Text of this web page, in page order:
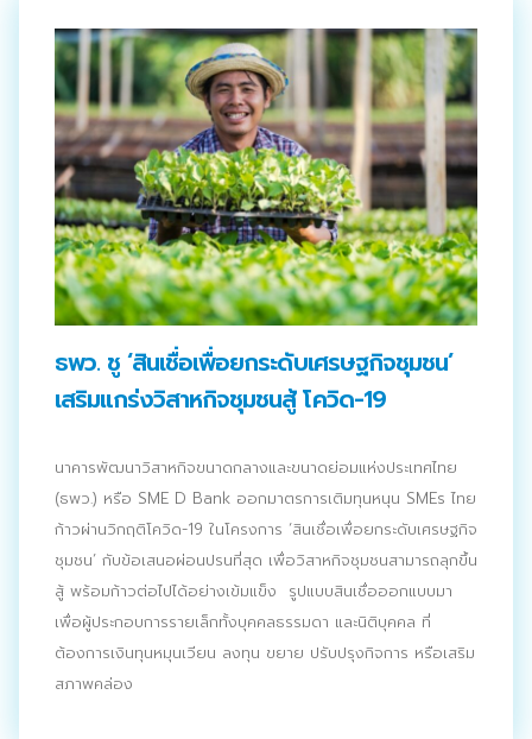
ธพว. ชู ‘สินเชื่อเพื่อยกระดับเศรษฐกิจชุมชน’
เสริมแกร่งวิสาหกิจชุมชนสู้ โควิด-19
นาคารพัฒนาวิสาหกิจขนาดกลางและขนาดย่อมแห่งประเทศไทย
(ธพว.) หรือ SME D Bank ออกมาตรการเติมทุนหนุน SMEs ไทย
ก้าวผ่านวิกฤติโควิด-19 ในโครงการ ‘สินเชื่อเพื่อยกระดับเศรษฐกิจ
ชุมชน’ กับข้อเสนอผ่อนปรนที่สุด เพื่อวิสาหกิจชุมชนสามารถลุกขึ้น
สู้ พร้อมก้าวต่อไปได้อย่างเข้มแข็ง รูปแบบสินเชื่อออกแบบมา
เพื่อผู้ประกอบการรายเล็กทั้งบุคคลธรรมดา และนิติบุคคล ที่
ต้องการเงินทุนหมุนเวียน ลงทุน ขยาย ปรับปรุงกิจการ หรือเสริม
สภาพคล่อง